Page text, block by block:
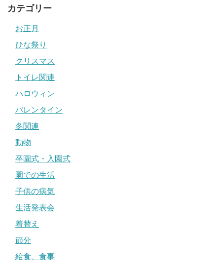
カテゴリー
お正月
ひな祭り
クリスマス
トイレ関連
ハロウィン
バレンタイン
冬関連
動物
卒園式・入園式
園での生活
子供の病気
生活発表会
着替え
節分
給食、食事